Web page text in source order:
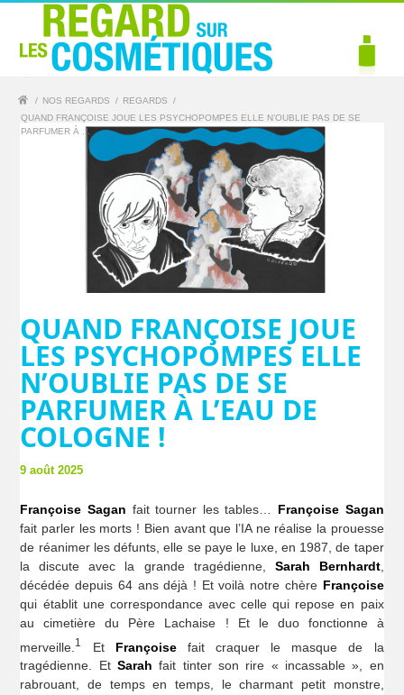
/ NOS REGARDS / REGARDS
/
QUAND FRANÇOISE JOUE LES PSYCHOPOMPES ELLE N’OUBLIE PAS DE SE
PARFUMER À ...
QUAND FRANÇOISE JOUE
LES PSYCHOPOMPES ELLE
N’OUBLIE PAS DE SE
PARFUMER À L’EAU DE
COLOGNE !
9 août 2025
Françoise Sagan fait tourner les tables… Françoise Sagan
fait parler les morts ! Bien avant que l’IA ne réalise la prouesse
de réanimer les défunts, elle se paye le luxe, en 1987, de taper
la discute avec la grande tragédienne, Sarah Bernhardt,
décédée depuis 64 ans déjà ! Et voilà notre chère Françoise
qui établit une correspondance avec celle qui repose en paix
au cimetière du Père Lachaise ! Et le duo fonctionne à
merveille. 1 Et Françoisefait craquer le masque de la
tragédienne. EtSarah fait tinter son rire « incassable », en
rabrouant, de temps en temps, le charmant petit monstre,